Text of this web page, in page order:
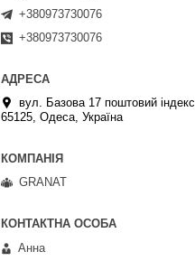
+380973730076
+380973730076
вул. Базова 17 поштовий індекс
65125, Одеса, Україна
GRANAT
Анна